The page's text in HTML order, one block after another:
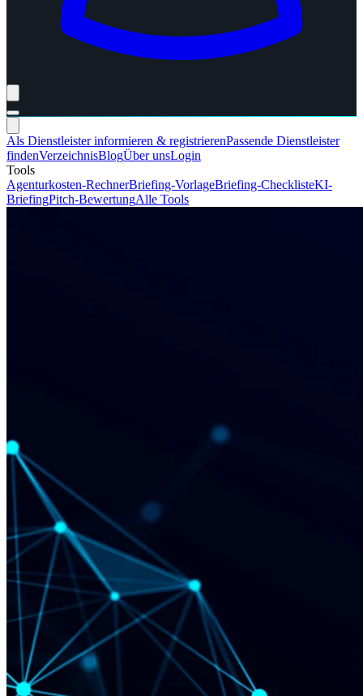
Als Dienstleister informieren & registrierenPassende Dienstleister
findenVerzeichnisBlogÜber unsLogin
Tools
Agenturkosten-RechnerBriefing-VorlageBriefing-ChecklisteKI-
BriefingPitch-BewertungAlle Tools